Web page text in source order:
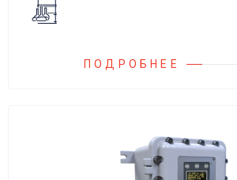
насосных агрегатов и установок.
ПОДРОБНЕЕ